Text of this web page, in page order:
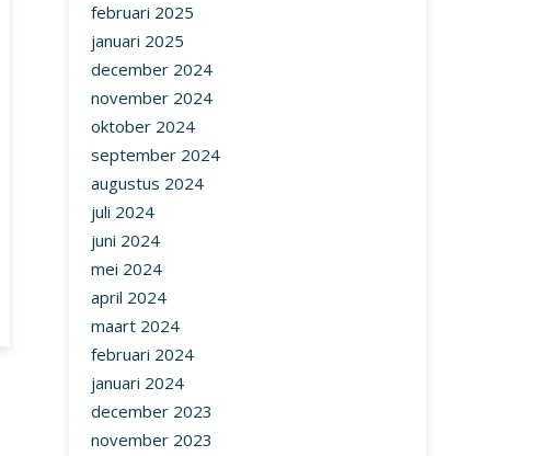
februari 2025
januari 2025
december 2024
november 2024
oktober 2024
september 2024
augustus 2024
juli 2024
juni 2024
mei 2024
april 2024
maart 2024
februari 2024
januari 2024
december 2023
november 2023